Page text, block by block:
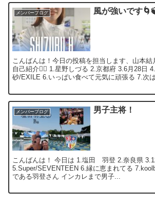
メンバーブログ 風が強いです
こんばんは！今日の投稿を担当します、山本
自己紹介🙋‍♀️ 1.星野しづる 2.京都府 3.6月28日
砂/EXILE 6.いっぱい食べて元気に頑張る 7.次
メンバーブログ 男子主将！
こんばんは！ 今日は 1.塩田 羽登 2.奈良県
5.Super/SEVENTEEN 6.縁に恵まれてる
である羽登さん インカレまで男子...